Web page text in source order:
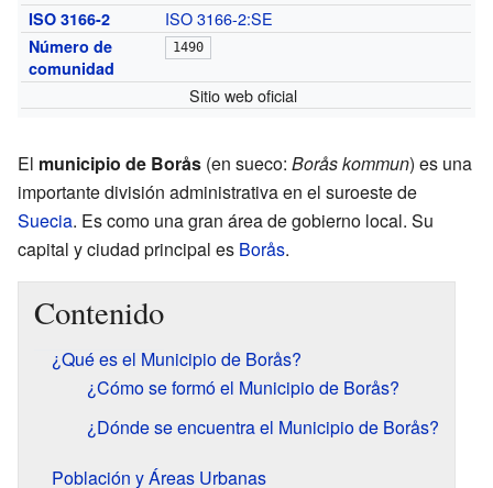
ISO 3166-2 ISO 3166-2:SE
Número de
comunidad
1490
Sitio web oficial
El municipio de Borås (en sueco: Borås kommun) es una
importante división administrativa en el suroeste de
Suecia. Es como una gran área de gobierno local. Su
capital y ciudad principal es Borås.
Contenido
¿Qué es el Municipio de Borås?
¿Cómo se formó el Municipio de Borås?
¿Dónde se encuentra el Municipio de Borås?
Población y Áreas Urbanas